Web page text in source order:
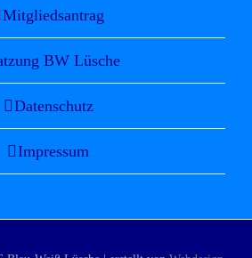
Mitgliedsantrag
BW Lüsche
Datenschutz
Impressum